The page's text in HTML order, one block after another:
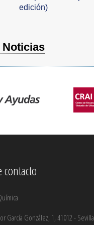
edición)
Noticias
contacto
García González, 1, 41012 - Sevilla